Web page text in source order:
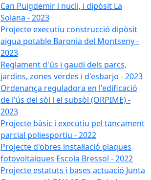
Can Puigdemir i nucli, i dipòsit La
Solana - 2023
Projecte executiu construcció dipòsit
aigua potable Baronia del Montseny -
2023
Reglament d'ús i gaudi dels parcs,
jardins, zones verdes i d'esbarjo - 2023
Ordenança reguladora en l'edificació
de l'ús del sòl i el subsòl (ORPIME) -
2023
Projecte bàsic i executiu pel tancament
parcial poliesportiu - 2022
Projecte d'obres instal·lació plaques
fotovoltaiques Escola Bressol - 2022
Projecte estatuts i bases actuació Junta